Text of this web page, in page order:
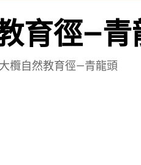
育徑—青
欖自然教育徑—青龍頭